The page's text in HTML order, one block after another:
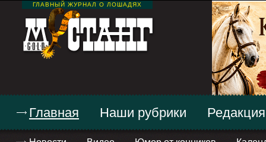
ГЛАВНЫЙ ЖУРНАЛ О ЛОШАДЯХ
Главная Наши рубрики Редакция